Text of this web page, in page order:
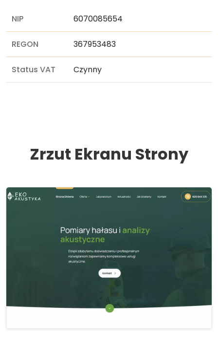
NIP 6070085654
REGON 367953483
Status VAT Czynny
Zrzut Ekranu Strony